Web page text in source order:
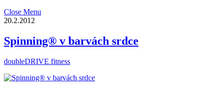
Close Menu
20.2.2012
Spinning® v barvách srdce
doubleDRIVE fitness